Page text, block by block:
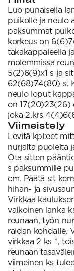
Luo punaisella
puikolle ja neulo
paksummat
korkeus on
takakappaleella
molemmissa
5(2)6(9)x1 s ja
62(68)74(80) s.
neulo loput
on 17(20)23(26)
joka 2.krs
Viimeistely
Levitä kpl:eet
nurjalta puolelta
Ota sitten
s paksummille
cm. Päätä s:t
hihan- ja
Virkkaa
valkoinen lanka
reunaan, työn
raidan kohdalle.
virkkaa 2 ks *,
reunaan
viimeinen ks